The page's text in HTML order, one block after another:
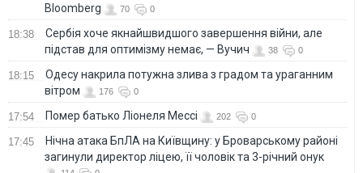
Bloomberg
70 0
18:38
Сербія хоче якнайшвидшого завершення війни, але
підстав для оптимізму немає, — Вучич
38 0
18:15
Одесу накрила потужна злива з градом та ураганним
вітром
176 0
17:54 Помер батько Ліонеля Мессі 202 0
17:45
Нічна атака БпЛА на Київщину: у Броварському районі
загинули директор ліцею, її чоловік та 3-річний онук